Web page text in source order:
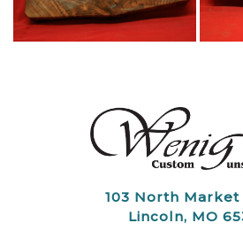
103 North
Lincoln, MO